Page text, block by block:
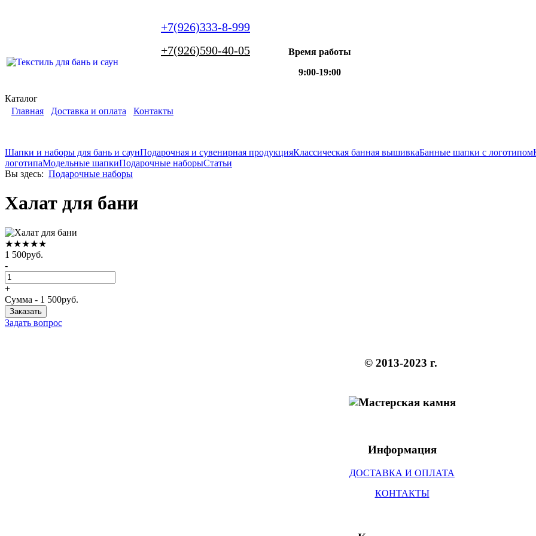
+7(926)333-8-999
+7(926)590-40-05
Время работы
9:00-19:00
Каталог
Главная
Доставка и оплата Контакты
Шапки и наборы для бань и саунПодарочная и сувенирная продукцияКлассическая банная вышивкаБанные шапки с логотипом
логотипаМодельные шапкиПодарочные наборыСтатьи
Вы здесь: Подарочные наборы
Халат для бани
★★★★★
1 500руб.
-
+
Сумма - 1 500руб.
Задать вопрос
© 2013-2023 г.
Информация
ДОСТАВКА И ОПЛАТА
КОНТАКТЫ